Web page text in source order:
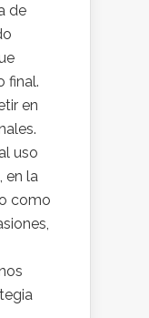
de
final.
en
uso
en la
como